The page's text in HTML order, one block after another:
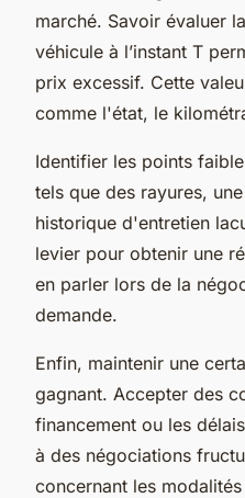
marché. Savoir évaluer
véhicule à l’instant T
prix excessif. Cette
comme l'état, le
Identifier les points
tels que des rayures,
historique d'entretien
levier pour obtenir une
en parler lors de la
demande.
Enfin, maintenir une
gagnant. Accepter des
financement ou les
à des négociations
concernant les